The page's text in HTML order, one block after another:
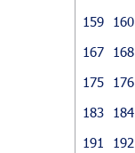
159
160
167
168
175
176
183
184
191
192